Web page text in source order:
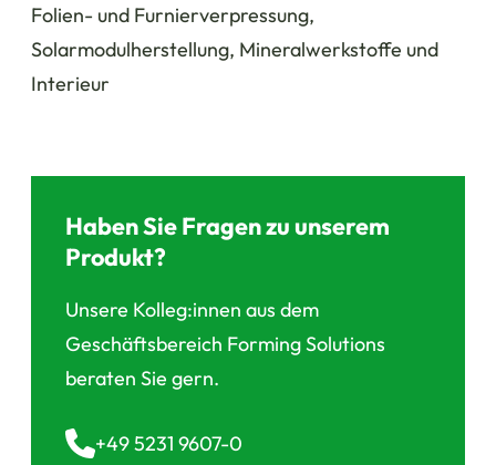
Folien- und Furnierverpressung,
Solarmodulherstellung, Mineralwerkstoffe und
Interieur
Haben Sie Fragen zu unserem
Produkt?
Unsere Kolleg:innen aus dem
Geschäftsbereich Forming Solutions
beraten Sie gern.
+49 5231 9607-0